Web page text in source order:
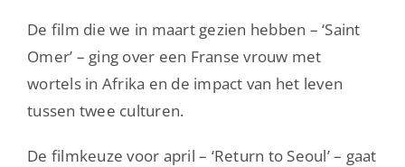
De film die we in maart gezien hebben – ‘Saint
Omer’ – ging over een Franse vrouw met
wortels in Afrika en de impact van het leven
tussen twee culturen.
De filmkeuze voor april – ‘Return to Seoul’ – gaat